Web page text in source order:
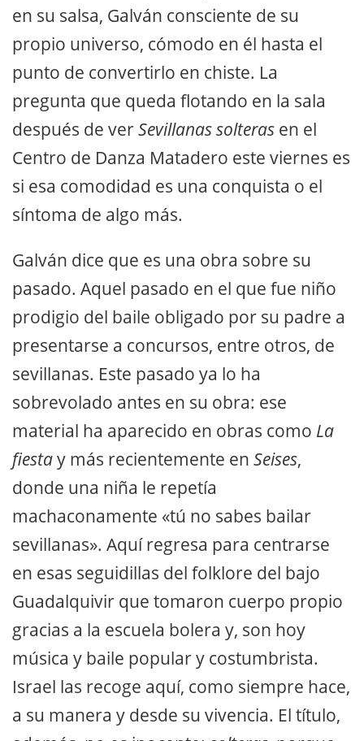
en su salsa, Galván consciente de su
propio universo, cómodo en él hasta el
punto de convertirlo en chiste. La
pregunta que queda flotando en la sala
después de verSevillanas solteras en el
Centro de Danza Matadero este viernes es
si esa comodidad es una conquista o el
síntoma de algo más.
Galván dice que es una obra sobre su
pasado. Aquel pasado en el que fue niño
prodigio del baile obligado por su padre a
presentarse a concursos, entre otros, de
sevillanas. Este pasado ya lo ha
sobrevolado antes en su obra: ese
material ha aparecido en obras como La
fiestay más recientemente en Seises,
donde una niña le repetía
machaconamente «tú no sabes bailar
sevillanas». Aquí regresa para centrarse
en esas seguidillas del folklore del bajo
Guadalquivir que tomaron cuerpo propio
gracias a la escuela bolera y, son hoy
música y baile popular y costumbrista.
Israel las recoge aquí, como siempre hace,
a su manera y desde su vivencia. El título,